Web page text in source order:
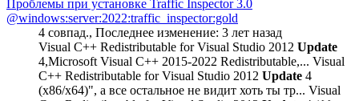
Проблемы при установке Traffic Inspector 3.0
@windows:server:2022:traffic_inspector:gold
4 совпад., Последнее изменение: 3 лет назад
Visual C++ Redistributable for Visual Studio 2012 Update
4,Microsoft Visual C++ 2015-2022 Redistributable,... Visual
C++ Redistributable for Visual Studio 2012 Update 4
(x86/x64)", а все остальное не видит хоть ты тр... Visual